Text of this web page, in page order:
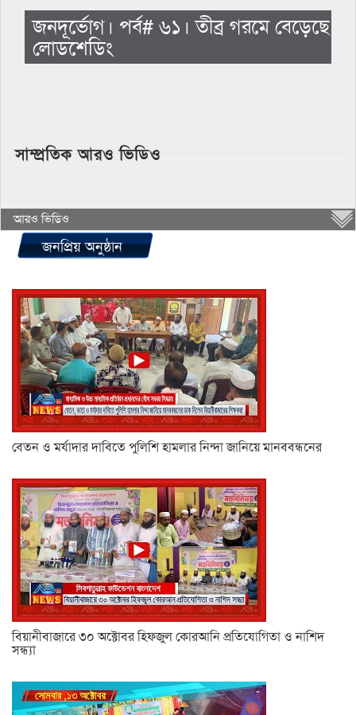
জনদূর্ভোগ। পর্ব# ৬১। তীব্র গরমে বেড়েছে
লোডশেডিং
সাম্প্রতিক আরও ভিডিও
আরও ভিডিও
জনপ্রিয় অনুষ্ঠান
বেতন ও মর্যাদার দাবিতে পুলিশি হামলার নিন্দা জানিয়ে মানববন্ধনের
বিয়ানীবাজারে ৩০ অক্টোবর হিফজুল কোরআনি প্রতিযোগিতা ও নাশিদ
সন্ধ্যা